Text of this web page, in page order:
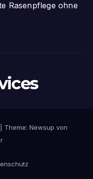
Rasenpflege ohne
Theme: Newsup von